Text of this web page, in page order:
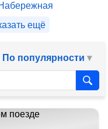
ещё
По популярности